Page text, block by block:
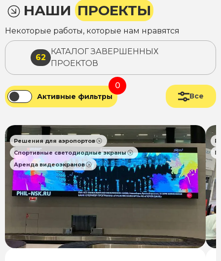
НАШИ ПРОЕКТЫ
Некоторые работы, которые нам нравятся
62
КАТАЛОГ ЗАВЕРШЕННЫХ
ПРОЕКТОВ
Активные фильтры
0
Все
Решения для аэропортов
Спортивные светодиодные экраны
Аренда видеоэкранов